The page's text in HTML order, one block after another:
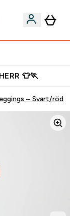
👕🏃
– Svart/röd